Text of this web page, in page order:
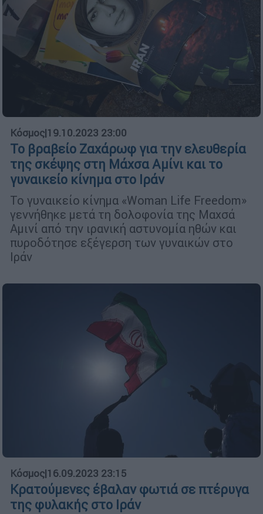
Κόσμος|19.10.2023 23:00
Το βραβείο Ζαχάρωφ για την ελευθερία
της σκέψης στη Μάχσα Αμίνι και το
γυναικείο κίνημα στο Ιράν
Το γυναικείο κίνημα «Woman Life Freedom»
γεννήθηκε μετά τη δολοφονία της Μαχσά
Αμινί από την ιρανική αστυνομία ηθών και
πυροδότησε εξέγερση των γυναικών στο
Ιράν
Κόσμος|16.09.2023 23:15
Κρατούμενες έβαλαν φωτιά σε πτέρυγα
της φυλακής στο Ιράν